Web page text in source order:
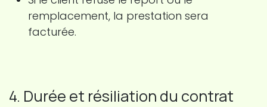
remplacement, la prestation sera
facturée.
4. Durée et résiliation du contrat